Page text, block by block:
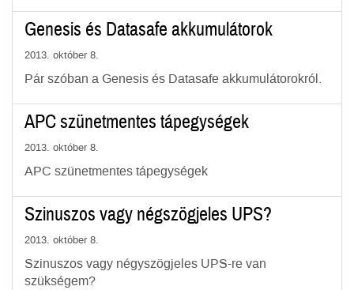
Genesis és Datasafe akkumulátorok
2013. október 8.
Pár szóban a Genesis és Datasafe akkumulátorokról.
APC szünetmentes tápegységek
2013. október 8.
APC szünetmentes tápegységek
Szinuszos vagy négszögjeles UPS?
2013. október 8.
Szinuszos vagy négyszögjeles UPS-re van
szükségem?